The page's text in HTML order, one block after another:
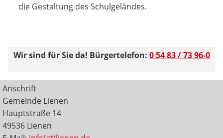
die Gestaltung des Schulgeländes.
Wir sind für Sie da! Bürgertelefon: 0 54 83 / 73 96-0
Anschrift
Gemeinde Lienen
Hauptstraße 14
49536 Lienen